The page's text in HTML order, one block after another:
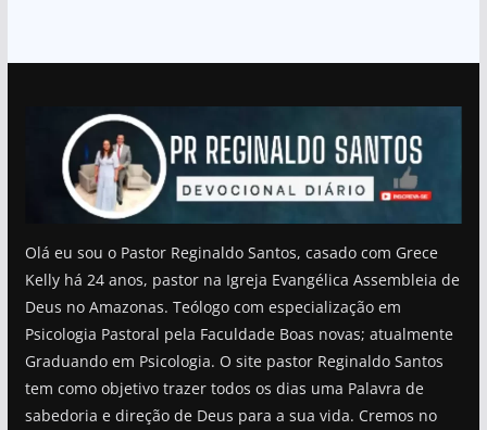
Olá eu sou o Pastor Reginaldo Santos, casado com Grece
Kelly há 24 anos, pastor na Igreja Evangélica Assembleia de
Deus no Amazonas. Teólogo com especialização em
Psicologia Pastoral pela Faculdade Boas novas; atualmente
Graduando em Psicologia. O site pastor Reginaldo Santos
tem como objetivo trazer todos os dias uma Palavra de
sabedoria e direção de Deus para a sua vida. Cremos no